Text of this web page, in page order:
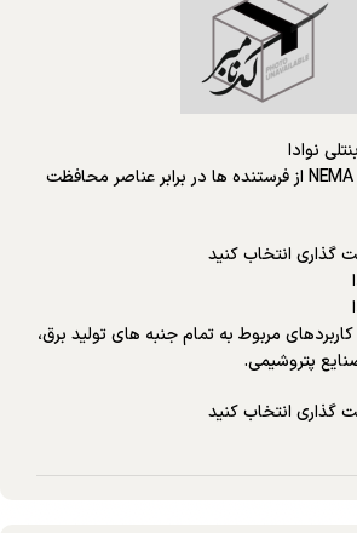
نوادا
محفظه دارای امتیاز NEMA 4 از فرستنده ها در برابر عناصر محافظت
گذاری انتخاب کنید
مربوط به تمام جنبه های تولید برق،
پتروشیمی.
گذاری انتخاب کنید